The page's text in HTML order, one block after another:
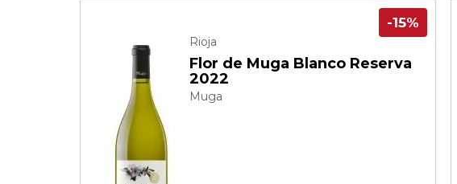
Rioja
Flor de Muga Blanco Reserva
2022
Muga
-15%